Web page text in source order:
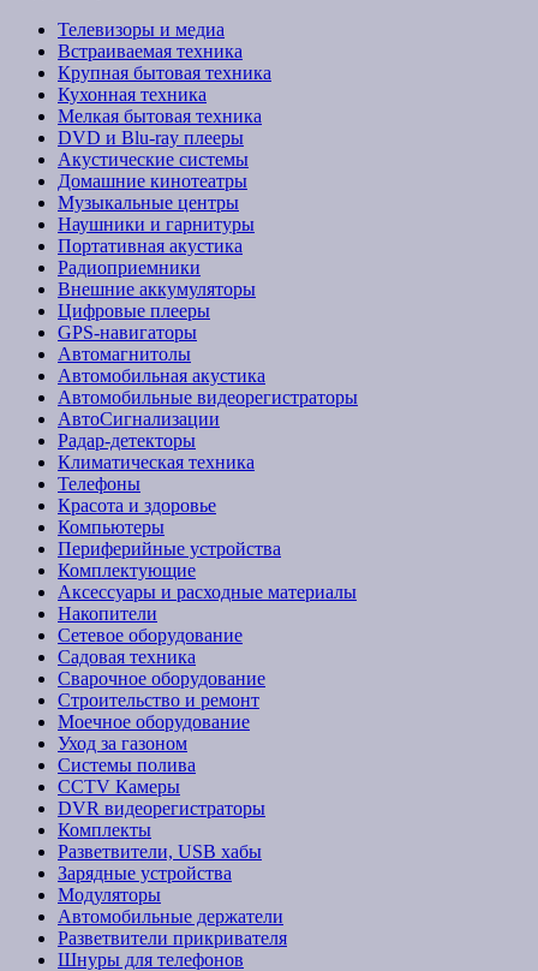
Телевизоры и медиа
Встраиваемая техника
Крупная бытовая техника
Кухонная техника
Мелкая бытовая техника
DVD и Blu-ray плееры
Акустические системы
Домашние кинотеатры
Музыкальные центры
Наушники и гарнитуры
Портативная акустика
Радиоприемники
Внешние аккумуляторы
Цифровые плееры
GPS-навигаторы
Автомагнитолы
Автомобильная акустика
Автомобильные видеорегистраторы
АвтоСигнализации
Радар-детекторы
Климатическая техника
Телефоны
Красота и здоровье
Компьютеры
Периферийные устройства
Комплектующие
Аксессуары и расходные материалы
Накопители
Сетевое оборудование
Садовая техника
Сварочное оборудование
Строительство и ремонт
Моечное оборудование
Уход за газоном
Системы полива
CCTV Камеры
DVR видеорегистраторы
Комплекты
Разветвители, USB хабы
Зарядные устройства
Модуляторы
Автомобильные держатели
Разветвители прикривателя
Шнуры для телефонов